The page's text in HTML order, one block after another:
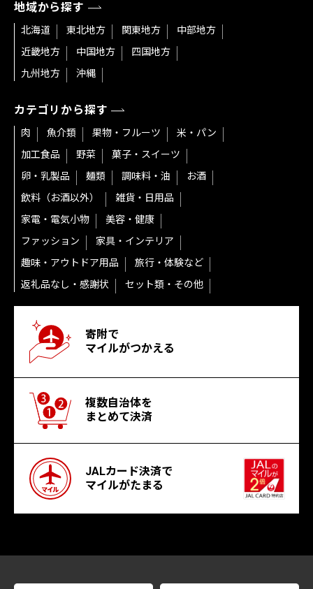
地域から探す
北海道 東北地方 関東地方
中部地方
近畿地方
中国地方
四国地方
九州地方
沖縄
カテゴリから探す
肉 魚介類 果物・フルーツ
米・パン
加工食品
野菜
菓子・スイーツ
卵・乳製品
麺類 調味料・油
お酒
飲料（お酒以外）
雑貨・日用品
家電・電気小物
美容・健康
ファッション
家具・インテリア
趣味・アウトドア用品
旅行・体験など
返礼品なし・感謝状
セット類・その他
寄附で
マイルがつかえる
複数自治体を
まとめて決済
JALカード決済で
マイルがたまる